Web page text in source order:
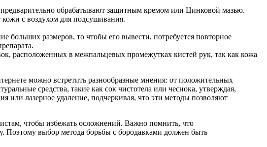
обрабатывают защитным кремом или Цинковой мазью.
кожи с воздухом для подсушивания.
больших размеров, то чтобы его вывести, потребуется повторное
расположенных в межпальцевых промежутках кистей рук, так как кожа
можно встретить разнообразные мнения: от положительных
средства, такие как сок чистотела или чеснока, утверждая,
лазерное удаление, подчеркивая, что эти методы позволяют
чтобы избежать осложнений. Важно помнить, что
Поэтому выбор метода борьбы с бородавками должен быть